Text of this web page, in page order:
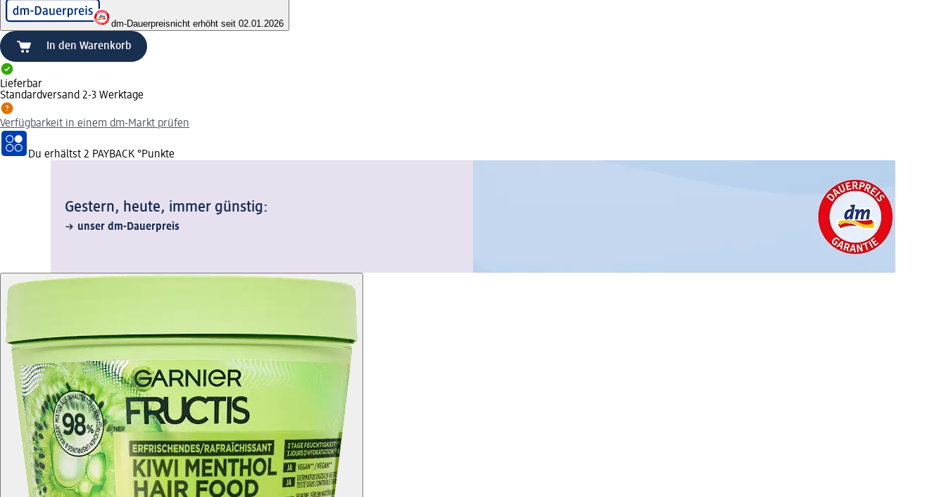
dm-Dauerpreisnicht erhöht seit 02.01.2026
In den Warenkorb
Lieferbar
Standardversand 2-3 Werktage
Verfügbarkeit in einem dm-Markt prüfen
Du erhältst 2 PAYBACK °Punkte
Gestern, heute, immer günstig:
unser dm-Dauerpreis